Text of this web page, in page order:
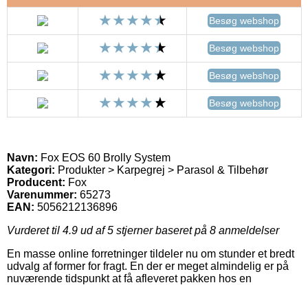
Besøg webshop
Besøg webshop
Besøg webshop
Besøg webshop
Navn: Fox EOS 60 Brolly System
Kategori: Produkter > Karpegrej > Parasol & Tilbehør
Producent: Fox
Varenummer: 65273
EAN: 5056212136896
Vurderet til 4.9 ud af 5 stjerner baseret på 8 anmeldelser
En masse online forretninger tildeler nu om stunder et bredt
udvalg af former for fragt. En der er meget almindelig er på
nuværende tidspunkt at få afleveret pakken hos en